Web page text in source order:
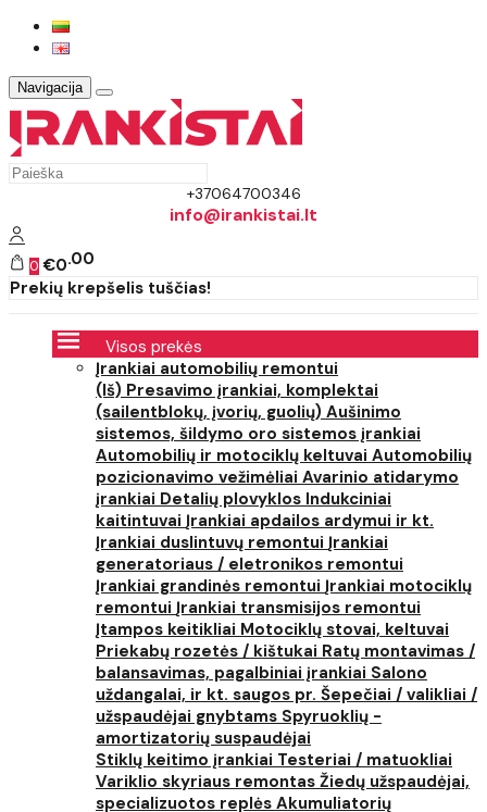
Navigacija
+37064700346
info@irankistai.lt
0 €0 00
Prekių krepšelis tuščias!
Visos prekės
Įrankiai automobilių remontui
(Iš) Presavimo įrankiai, komplektai
(sailentblokų, įvorių, guolių) Aušinimo
sistemos, šildymo oro sistemos įrankiai
Automobilių ir motociklų keltuvai Automobilių
pozicionavimo vežimėliai Avarinio atidarymo
įrankiai Detalių plovyklos Indukciniai
kaitintuvai Įrankiai apdailos ardymui ir kt.
Įrankiai duslintuvų remontui Įrankiai
generatoriaus / eletronikos remontui
Įrankiai grandinės remontui Įrankiai motociklų
remontui Įrankiai transmisijos remontui
Įtampos keitikliai Motociklų stovai, keltuvai
Priekabų rozetės / kištukai Ratų montavimas /
balansavimas, pagalbiniai įrankiai Salono
uždangalai, ir kt. saugos pr. Šepečiai / valikliai /
užspaudėjai gnybtams Spyruoklių -
amortizatorių suspaudėjai
Stiklų keitimo įrankiai Testeriai / matuokliai
Variklio skyriaus remontas Žiedų užspaudėjai,
specializuotos replės Akumuliatorių